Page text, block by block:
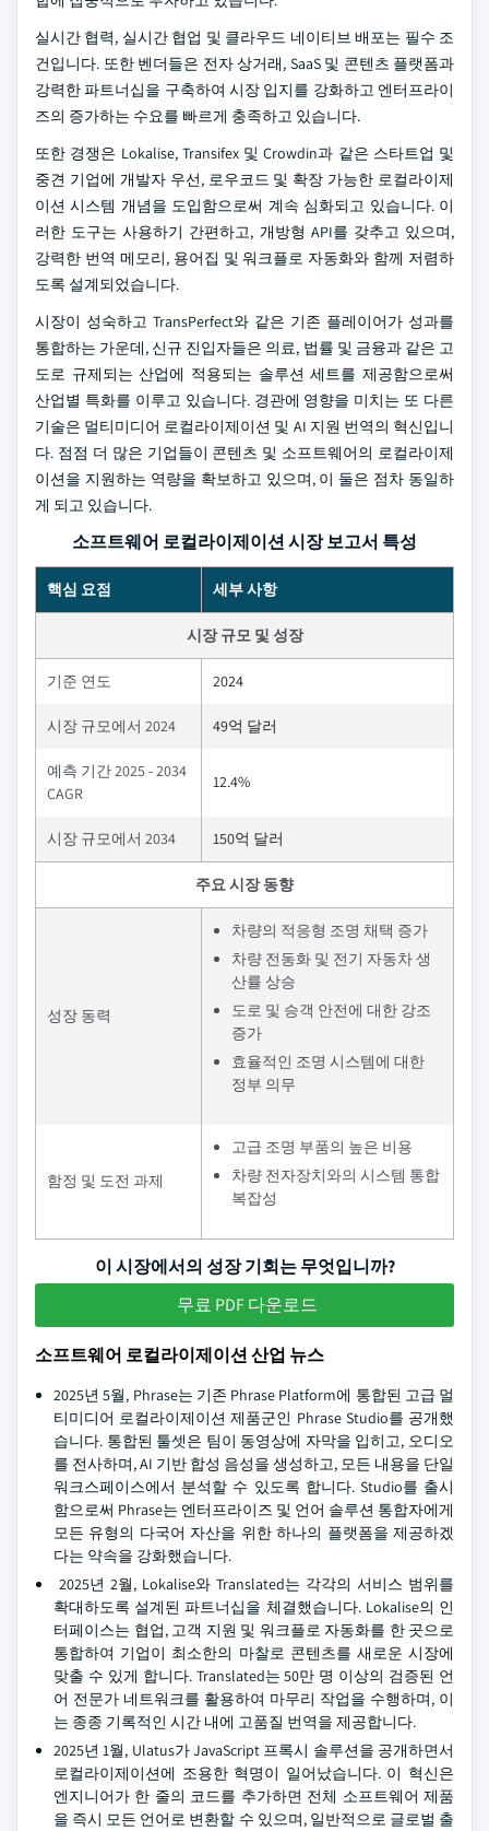
실시간 협력, 실시간 협업 및 클라우드 네이티브 배포는 필수 조
건입니다. 또한 벤더들은 전자 상거래, SaaS 및 콘텐츠 플랫폼과
강력한 파트너십을 구축하여 시장 입지를 강화하고 엔터프라이
즈의 증가하는 수요를 빠르게 충족하고 있습니다.
또한 경쟁은 Lokalise, Transifex 및 Crowdin과 같은 스타트업 및
중견 기업에 개발자 우선, 로우코드 및 확장 가능한 로컬라이제
이션 시스템 개념을 도입함으로써 계속 심화되고 있습니다. 이
러한 도구는 사용하기 간편하고, 개방형 API를 갖추고 있으며,
강력한 번역 메모리, 용어집 및 워크플로 자동화와 함께 저렴하
도록 설계되었습니다.
시장이 성숙하고 TransPerfect와 같은 기존 플레이어가 성과를
통합하는 가운데, 신규 진입자들은 의료, 법률 및 금융과 같은 고
도로 규제되는 산업에 적용되는 솔루션 세트를 제공함으로써
산업별 특화를 이루고 있습니다. 경관에 영향을 미치는 또 다른
기술은 멀티미디어 로컬라이제이션 및 AI 지원 번역의 혁신입니
다. 점점 더 많은 기업들이 콘텐츠 및 소프트웨어의 로컬라이제
이션을 지원하는 역량을 확보하고 있으며, 이 둘은 점차 동일하
게 되고 있습니다.
소프트웨어 로컬라이제이션 시장 보고서 특성
핵심 요점 세부 사항
시장 규모 및 성장
기준 연도 2024
시장 규모에서 2024 49억 달러
예측 기간 2025 - 2034
CAGR
12.4%
시장 규모에서 2034 150억 달러
주요 시장 동향
성장 동력
차량의 적응형 조명 채택 증가
차량 전동화 및 전기 자동차 생
산률 상승
도로 및 승객 안전에 대한 강조
증가
효율적인 조명 시스템에 대한
정부 의무
함정 및 도전 과제
고급 조명 부품의 높은 비용
차량 전자장치와의 시스템 통합
복잡성
이 시장에서의 성장 기회는 무엇입니까?
무료 PDF 다운로드
소프트웨어 로컬라이제이션 산업 뉴스
2025년 5월, Phrase는 기존 Phrase Platform에 통합된 고급 멀
티미디어 로컬라이제이션 제품군인 Phrase Studio를 공개했
습니다. 통합된 툴셋은 팀이 동영상에 자막을 입히고, 오디오
를 전사하며, AI 기반 합성 음성을 생성하고, 모든 내용을 단일
워크스페이스에서 분석할 수 있도록 합니다. Studio를 출시
함으로써 Phrase는 엔터프라이즈 및 언어 솔루션 통합자에게
모든 유형의 다국어 자산을 위한 하나의 플랫폼을 제공하겠
다는 약속을 강화했습니다.
2025년 2월, Lokalise와 Translated는 각각의 서비스 범위를
확대하도록 설계된 파트너십을 체결했습니다. Lokalise의 인
터페이스는 협업, 고객 지원 및 워크플로 자동화를 한 곳으로
통합하여 기업이 최소한의 마찰로 콘텐츠를 새로운 시장에
맞출 수 있게 합니다. Translated는 50만 명 이상의 검증된 언
어 전문가 네트워크를 활용하여 마무리 작업을 수행하며, 이
는 종종 기록적인 시간 내에 고품질 번역을 제공합니다.
2025년 1월, Ulatus가 JavaScript 프록시 솔루션을 공개하면서
로컬라이제이션에 조용한 혁명이 일어났습니다. 이 혁신은
엔지니어가 한 줄의 코드를 추가하면 전체 소프트웨어 제품
을 즉시 모든 언어로 변환할 수 있으며, 일반적으로 글로벌 출